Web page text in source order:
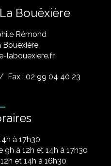
Bouëxière
Rémond
Bouëxière
labouexiere.fr
/ Fax : 02 99 04 40 23
à 17h30
9h à 12h et 14h à 17h30
et 14h à 16h30